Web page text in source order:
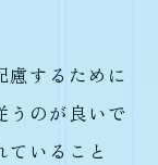
慮するために
うのが良いで
ていること